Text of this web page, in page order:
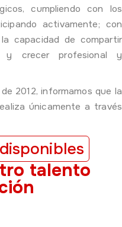
cumpliendo con los
activamente; con
capacidad de compartir
y crecer profesional y
2012, informamos que la
únicamente a través
talento